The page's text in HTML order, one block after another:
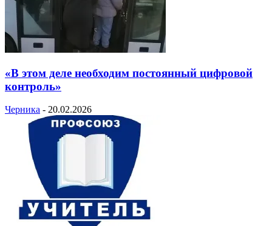
«В этом деле необходим постоянный цифровой
контроль»
Черника - 20.02.2026